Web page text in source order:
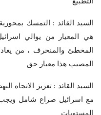
السيد القائد : التمسك
هي المعيار من يوالي
المخطئ والمنحرف ، من
المصيب هذا معيار حق
السيد القائد : تعزيز الاتجاه
مع اسرائيل صراع شامل ويجب
المستويات